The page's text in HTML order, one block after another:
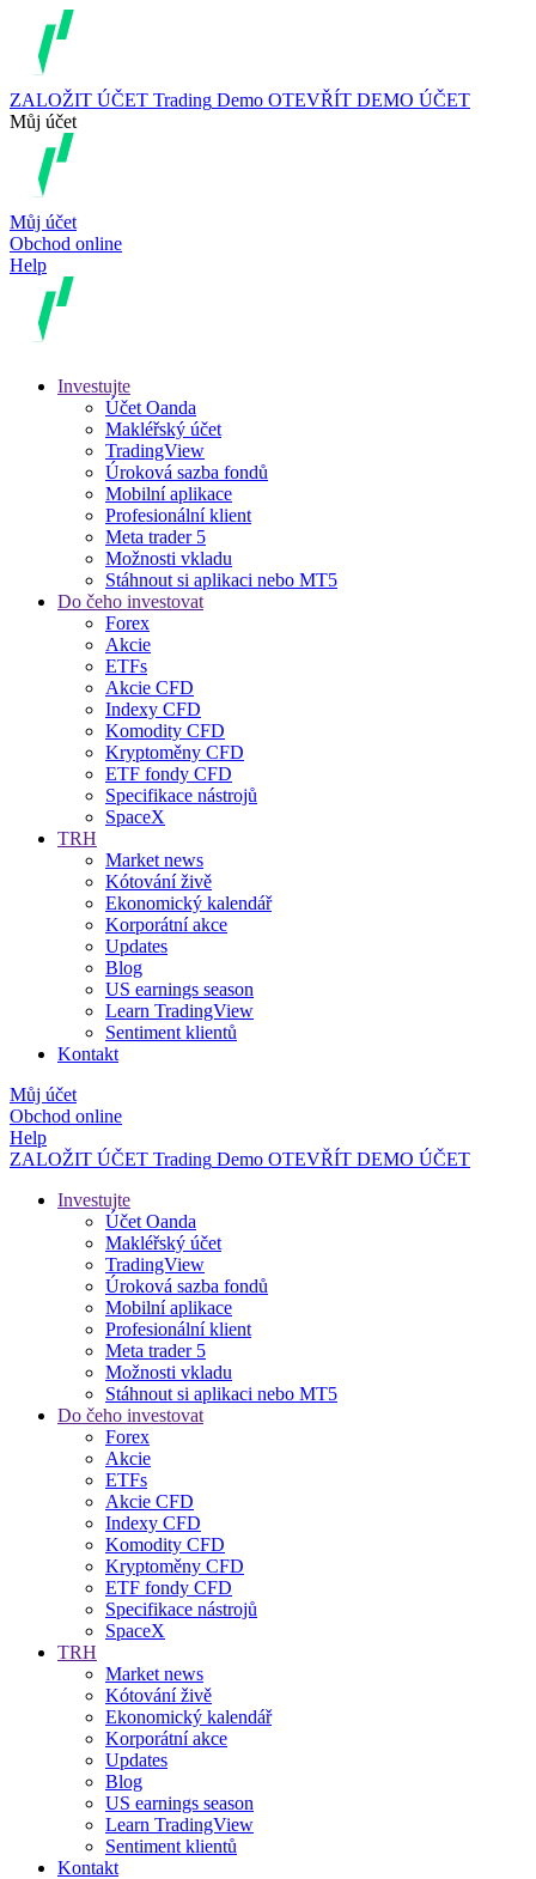
ZALOŽIT ÚČET Trading Demo OTEVŘÍT DEMO ÚČET
Můj účet
Můj účet
Obchod online
Help
Investujte
Účet Oanda
Makléřský účet
TradingView
Úroková sazba fondů
Mobilní aplikace
Profesionální klient
Meta trader 5
Možnosti vkladu
Stáhnout si aplikaci nebo MT5
Do čeho investovat
Forex
Akcie
ETFs
Akcie CFD
Indexy CFD
Komodity CFD
Kryptoměny CFD
ETF fondy CFD
Specifikace nástrojů
SpaceX
TRH
Market news
Kótování živě
Ekonomický kalendář
Korporátní akce
Updates
Blog
US earnings season
Learn TradingView
Sentiment klientů
Kontakt
Můj účet
Obchod online
Help
ZALOŽIT ÚČET Trading Demo OTEVŘÍT DEMO ÚČET
Investujte
Účet Oanda
Makléřský účet
TradingView
Úroková sazba fondů
Mobilní aplikace
Profesionální klient
Meta trader 5
Možnosti vkladu
Stáhnout si aplikaci nebo MT5
Do čeho investovat
Forex
Akcie
ETFs
Akcie CFD
Indexy CFD
Komodity CFD
Kryptoměny CFD
ETF fondy CFD
Specifikace nástrojů
SpaceX
TRH
Market news
Kótování živě
Ekonomický kalendář
Korporátní akce
Updates
Blog
US earnings season
Learn TradingView
Sentiment klientů
Kontakt